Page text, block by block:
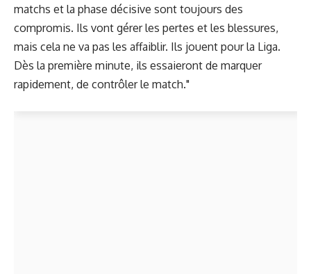
matchs et la phase décisive sont toujours des
compromis. Ils vont gérer les pertes et les blessures,
mais cela ne va pas les affaiblir. Ils jouent pour la Liga.
Dès la première minute, ils essaieront de marquer
rapidement, de contrôler le match."